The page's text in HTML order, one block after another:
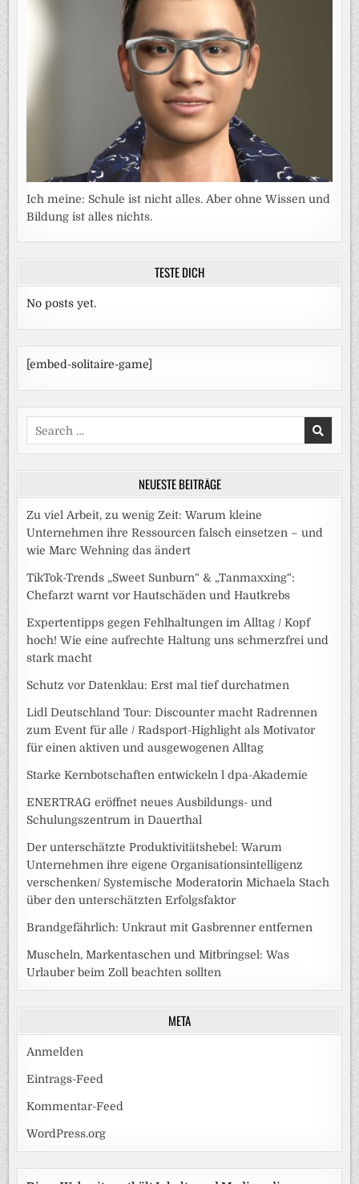
Ich meine: Schule ist nicht alles. Aber ohne Wissen und
Bildung ist alles nichts.
TESTE DICH
No posts yet.
[embed-solitaire-game]
Search
for:
NEUESTE BEITRÄGE
Zu viel Arbeit, zu wenig Zeit: Warum kleine
Unternehmen ihre Ressourcen falsch einsetzen – und
wie Marc Wehning das ändert
TikTok-Trends „Sweet Sunburn“ & „Tanmaxxing“:
Chefarzt warnt vor Hautschäden und Hautkrebs
Expertentipps gegen Fehlhaltungen im Alltag / Kopf
hoch! Wie eine aufrechte Haltung uns schmerzfrei und
stark macht
Schutz vor Datenklau: Erst mal tief durchatmen
Lidl Deutschland Tour: Discounter macht Radrennen
zum Event für alle / Radsport-Highlight als Motivator
für einen aktiven und ausgewogenen Alltag
Starke Kernbotschaften entwickeln l dpa-Akademie
ENERTRAG eröffnet neues Ausbildungs- und
Schulungszentrum in Dauerthal
Der unterschätzte Produktivitätshebel: Warum
Unternehmen ihre eigene Organisationsintelligenz
verschenken/ Systemische Moderatorin Michaela Stach
über den unterschätzten Erfolgsfaktor
Brandgefährlich: Unkraut mit Gasbrenner entfernen
Muscheln, Markentaschen und Mitbringsel: Was
Urlauber beim Zoll beachten sollten
META
Anmelden
Eintrags-Feed
Kommentar-Feed
WordPress.org